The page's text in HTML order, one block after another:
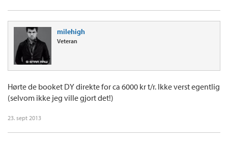
milehigh
Veteran
Hørte de booket DY direkte for ca 6000 kr t/r. Ikke verst egentlig
(selvom ikke jeg ville gjort det!)
23. sept 2013